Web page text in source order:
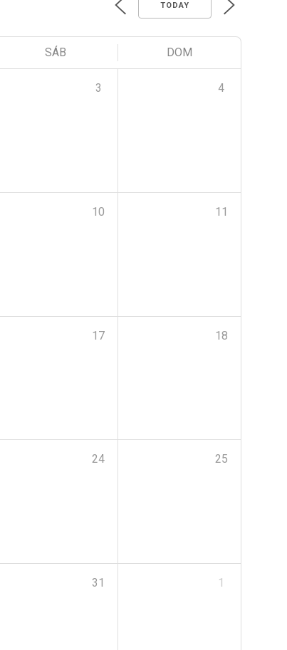
TODAY
SÁB DOM
3 4
10 11
17 18
24 25
31 1